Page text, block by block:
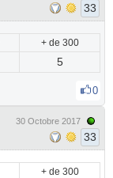
33
+ de 300
5
0
30 Octobre 2017
33
+ de 300